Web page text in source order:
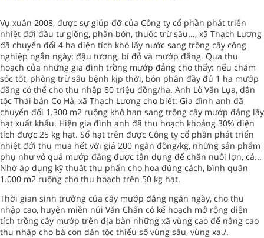
Vụ xuân 2008, được sự giúp đỡ của Công ty cổ phần phát triển
nhiệt đới đầu tư giống, phân bón, thuốc trừ sâu..., xã Thạch Lương
đã chuyển đổi 4 ha diện tích khó lấy nước sang trồng cây công
nghiệp ngắn ngày: đậu tương, bí đỏ và mướp đắng. Qua thu
hoạch của những gia đình trồng mướp đắng cho thấy: nếu chăm
sóc tốt, phòng trừ sâu bệnh kịp thời, bón phân đầy đủ 1 ha mướp
đắng có thể cho thu nhập 80 triệu đồng/ha. Anh Lò Văn Lụa, dân
tộc Thái bản Co Hả, xã Thạch Lương cho biết: Gia đình anh đã
chuyển đổi 1.300 m2 ruộng khô hạn sang trồng cây mướp đắng lấy
hạt xuất khẩu. Hiện gia đình anh đã thu hoạch khoảng 30% diện
tích được 25 kg hạt. Số hạt trên được Công ty cổ phần phát triển
nhiệt đới thu mua hết với giá 200 ngàn đồng/kg, những sản phẩm
phụ như vỏ quả mướp đắng được tận dụng để chăn nuôi lợn, cá...
Nhờ áp dụng kỹ thuật thụ phấn cho hoa đúng cách, bình quân
1.000 m2 ruộng cho thu hoạch trên 50 kg hạt.
Thời gian sinh trưởng của cây mướp đắng ngắn ngày, cho thu
nhập cao, huyện miền núi Văn Chấn có kế hoạch mở rộng diện
tích trồng cây mướp trên địa bàn những xã vùng cao để nâng cao
thu nhập cho bà con dân tộc thiểu số vùng sâu, vùng xa./.